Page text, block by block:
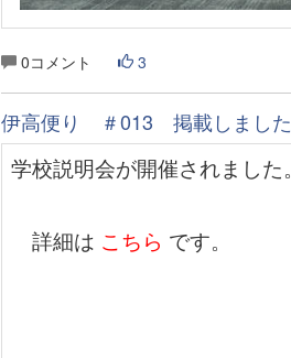
0コメント 3
伊高便り ＃013 掲載しました
学校説明会が開催されました。
詳細は こちら です。